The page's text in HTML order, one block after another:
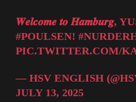
𝑾𝒆𝒍𝒄𝒐𝒎𝒆 𝒕𝒐 𝑯𝒂𝒎𝒃𝒖𝒓𝒈,
#POULSEN!
PIC.TWITTER.COM/
— HSV ENGLISH
JULY 13, 2025